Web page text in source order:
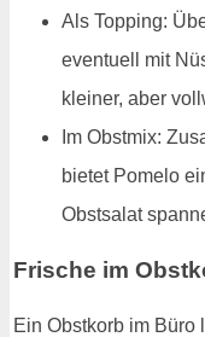
Als Topping:
eventuell mit
kleiner, aber
Im Obstmix:
bietet Pomelo
Obstsalat
Frische im
Ein Obstkorb im Büro